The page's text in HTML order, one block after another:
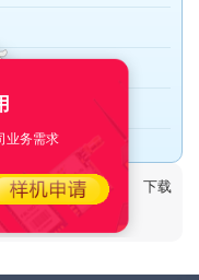
次数 下载
业务需求